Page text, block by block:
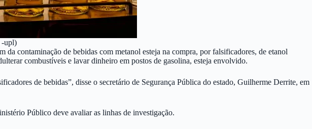
-upl)
contaminação de bebidas com metanol esteja na compra, por falsificadores, de etanol
combustíveis e lavar dinheiro em postos de gasolina, esteja envolvido.
de bebidas”, disse o secretário de Segurança Pública do estado, Guilherme Derrite, em
Público deve avaliar as linhas de investigação.